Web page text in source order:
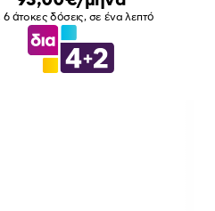
6 άτοκες δόσεις, σε ένα λεπτό